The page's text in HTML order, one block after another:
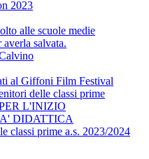
2023
alle scuole medie
salvata.
al Giffoni Film Festival
delle classi prime
L'INIZIO
DIDATTICA
classi prime a.s. 2023/2024